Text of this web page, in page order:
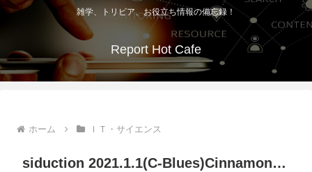
雑学、トリビア、お役立ち情報の備忘録！
Report Hot Cafe
ホーム ＩＴ・サイエンス
siduction 2021.1.1(C-Blues)Cinnamon…